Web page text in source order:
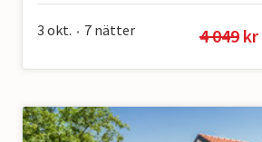
3 okt. • 7 nätter 4 049 kr